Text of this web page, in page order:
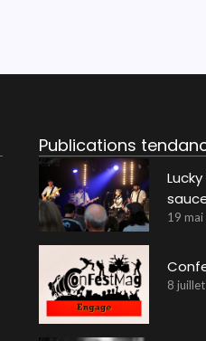
Publications
19
8